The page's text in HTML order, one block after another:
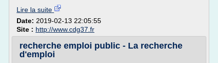
Lire la suite
Date: 2019-02-13 22:05:55
Site : http://www.cdg37.fr
recherche emploi public - La recherche
d'emploi